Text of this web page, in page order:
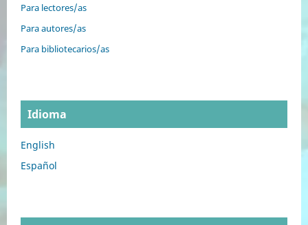
Para lectores/as
Para autores/as
Para bibliotecarios/as
Idioma
English
Español